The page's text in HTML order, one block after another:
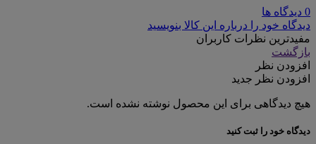
0 دیدگاه ها
دیدگاه خود را درباره این کالا بنویسید
مفیدترین نظرات کاربران
بازگشت
افزودن نظر
افزودن نظر جدید
هیچ دیدگاهی برای این محصول نوشته نشده است.
دیدگاه خود را ثبت کنید